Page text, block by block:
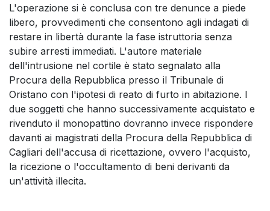
L'operazione si è conclusa con tre denunce a piede
libero, provvedimenti che consentono agli indagati di
restare in libertà durante la fase istruttoria senza
subire arresti immediati. L'autore materiale
dell'intrusione nel cortile è stato segnalato alla
Procura della Repubblica presso il Tribunale di
Oristano con l'ipotesi di reato di furto in abitazione. I
due soggetti che hanno successivamente acquistato e
rivenduto il monopattino dovranno invece rispondere
davanti ai magistrati della Procura della Repubblica di
Cagliari dell'accusa di ricettazione, ovvero l'acquisto,
la ricezione o l'occultamento di beni derivanti da
un'attività illecita.